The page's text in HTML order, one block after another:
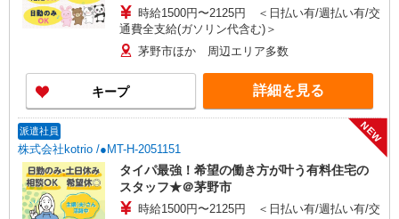
時給1500円〜2125円 ＜日払い有/週払い有/交
通費全支給(ガソリン代含む)＞
茅野市ほか 周辺エリア多数
キープ 詳細を見る
派遣社員
株式会社kotrio /●MT-H-2051151
NEW
タイパ最強！希望の働き方が叶う有料住宅の
スタッフ★＠茅野市
時給1500円〜2125円 ＜日払い有/週払い有/交